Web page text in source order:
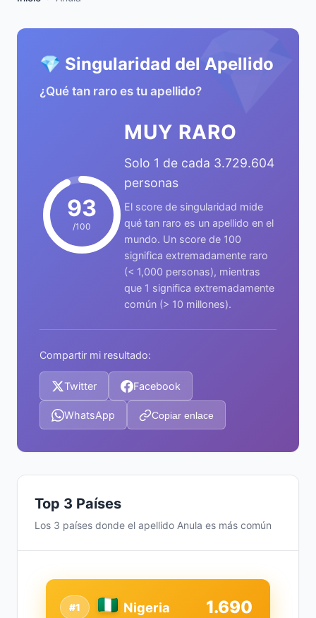
💎
💎 Singularidad del Apellido
¿Qué tan raro es tu apellido?
93
/100
MUY RARO
Solo 1 de cada 3.729.604
personas
El score de singularidad mide
qué tan raro es un apellido en el
mundo. Un score de 100
significa extremadamente raro
(< 1,000 personas), mientras
que 1 significa extremadamente
común (> 10 millones).
Compartir mi resultado:
Twitter Facebook
WhatsApp Copiar enlace
Top 3 Países
Los 3 países donde el apellido Anula es más común
#1 Nigeria 1.690